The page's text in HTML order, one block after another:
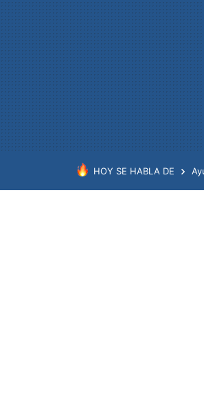
HOY SE HABLA DE